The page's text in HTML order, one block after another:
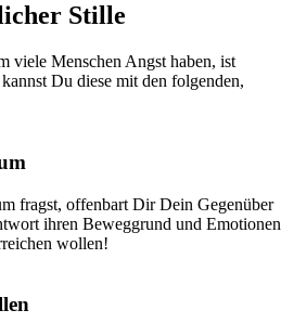
Stille
viele Menschen Angst haben, ist
Du diese mit den folgenden,
fragst, offenbart Dir Dein Gegenüber
ihren Beweggrund und Emotionen
wollen!